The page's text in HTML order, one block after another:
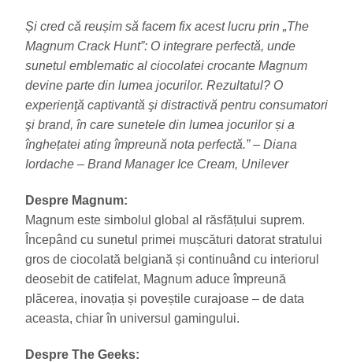
Și cred că reușim să facem fix acest lucru prin „The
Magnum Crack Hunt”: O integrare perfectă, unde
sunetul emblematic al ciocolatei crocante Magnum
devine parte din lumea jocurilor. Rezultatul? O
experienţă captivantă şi distractivă pentru consumatori
şi brand, în care sunetele din lumea jocurilor și a
înghețatei ating împreună nota perfectă.” – Diana
Iordache – Brand Manager Ice Cream, Unilever
Despre Magnum:
Magnum este simbolul global al răsfățului suprem.
Începând cu sunetul primei mușcături datorat stratului
gros de ciocolată belgiană și continuând cu interiorul
deosebit de catifelat, Magnum aduce împreună
plăcerea, inovația și poveștile curajoase – de data
aceasta, chiar în universul gamingului.
Despre The Geeks: